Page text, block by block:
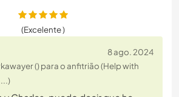
(Excelente )
8 ago. 2024
() para o anfitrião (Help with